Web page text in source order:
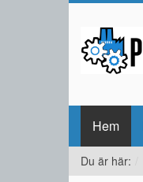
Hem
Du är här: